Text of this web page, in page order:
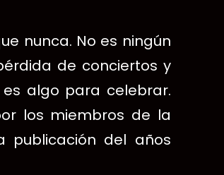
nunca. No es ningún
de conciertos y
es algo para celebrar.
los miembros de la
publicación del años